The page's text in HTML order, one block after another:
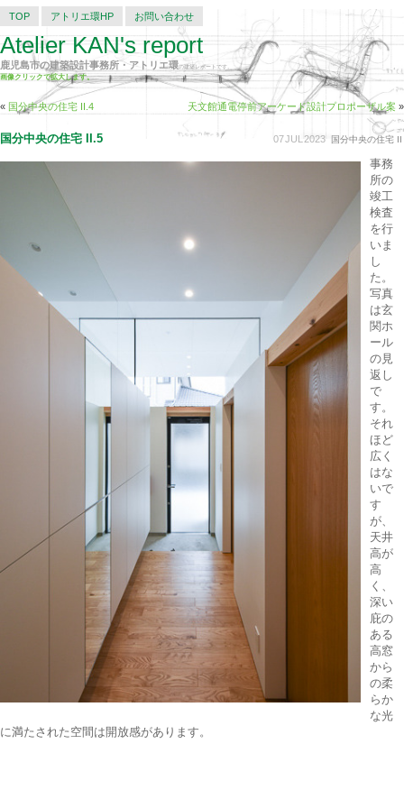
TOP アトリエ環HP お問い合わせ
Atelier KAN's report
鹿児島市の建築設計事務所・アトリエ環の建築レポートです。
画像クリックで拡大します。
« 国分中央の住宅 II.4 天文館通電停前アーケード設計プロポーザル案 »
07JUL 2023 国分中央の住宅 II
国分中央の住宅 II.5
事務
所の
竣工
検査
を行
いま
し
た。
写真
は玄
関ホ
ール
の見
返し
で
す。
それ
ほど
広く
はな
いで
す
が、
天井
高が
高
く、
深い
庇の
ある
高窓
から
の柔
らか
な光
に満たされた空間は開放感があります。